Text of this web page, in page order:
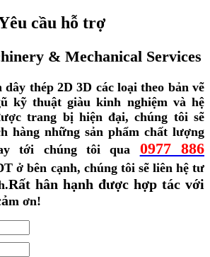
cầu hỗ trợ
& Mechanical Services
dây thép 2D 3D các loại theo bản vẽ
kỹ thuật giàu kinh nghiệm và hệ
trang bị hiện đại, chúng tôi sẽ
hàng những sản phẩm chất lượng
tới chúng tôi qua 0977 886
ở bên cạnh, chúng tôi sẽ liên hệ tư
Rất hân hạnh được hợp tác với
m ơn!